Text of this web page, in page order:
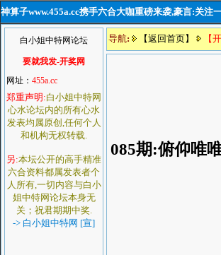
神算子www.455a.cc携手六合大咖重磅来袭,豪言:关注
白小姐中特网论坛
要就我发-开奖网
网址： 455a.cc
郑重声明:白小姐中特网
心水论坛内的所有心水
发表均属原创,任何个人
和机构无权转载.
另:本坛公开的高手精准
六合资料都属发表者个
人所有,一切内容与白小
姐中特网论坛本身无
关；祝君期期中奖.
-> 白小姐中特网 [宣]
导航: 【返回首页】 【
085期 :俯仰唯